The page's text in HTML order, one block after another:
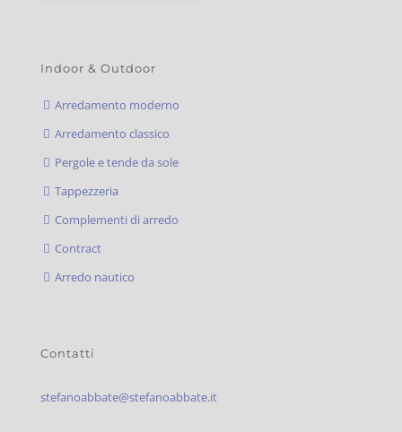
Indoor & Outdoor
Arredamento moderno
Arredamento classico
Pergole e tende da sole
Tappezzeria
Complementi di arredo
Contract
Arredo nautico
Contatti
stefanoabbate@stefanoabbate.it